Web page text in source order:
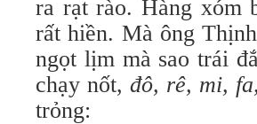
ra rạt rào. Hàng xóm
rất hiền. Mà ông
ngọt lịm mà sao trái
chạy nốt, đô, rê, mi,
trỏng: